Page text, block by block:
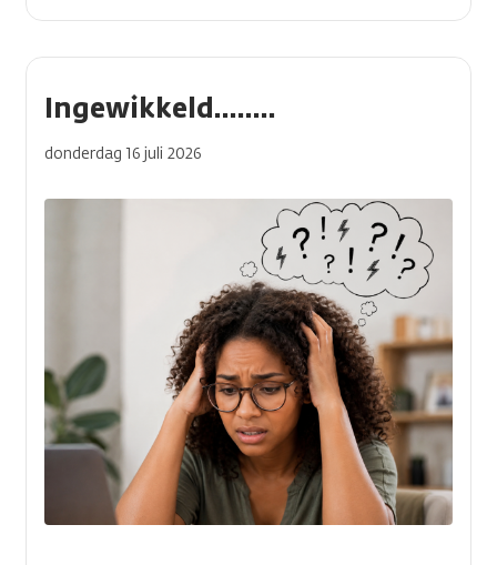
Ingewikkeld........
donderdag 16 juli 2026